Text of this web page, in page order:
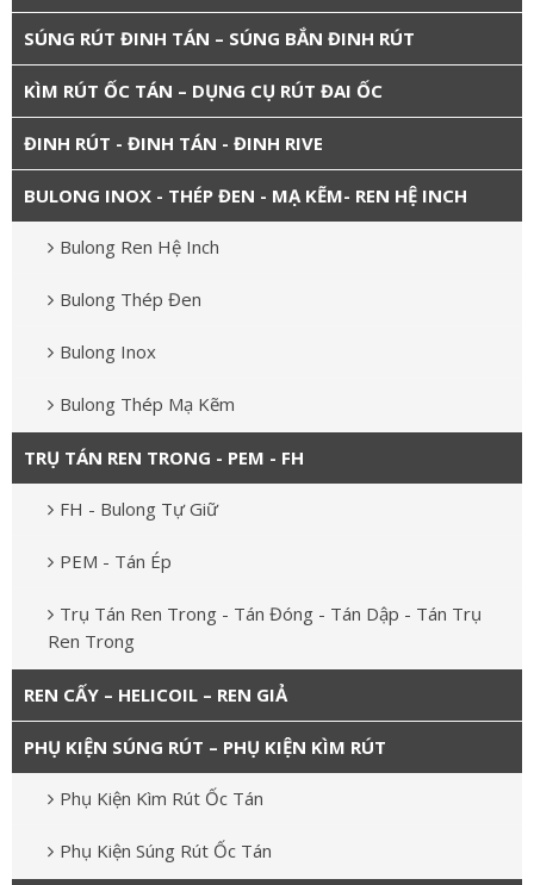
SÚNG RÚT ĐINH TÁN – SÚNG BẮN ĐINH RÚT
KÌM RÚT ỐC TÁN – DỤNG CỤ RÚT ĐAI ỐC
ĐINH RÚT - ĐINH TÁN - ĐINH RIVE
BULONG INOX - THÉP ĐEN - MẠ KẼM- REN HỆ INCH
Bulong Ren Hệ Inch
Bulong Thép Đen
Bulong Inox
Bulong Thép Mạ Kẽm
TRỤ TÁN REN TRONG - PEM - FH
FH - Bulong Tự Giữ
PEM - Tán Ép
Trụ Tán Ren Trong - Tán Đóng - Tán Dập - Tán Trụ
Ren Trong
REN CẤY – HELICOIL – REN GIẢ
PHỤ KIỆN SÚNG RÚT – PHỤ KIỆN KÌM RÚT
Phụ Kiện Kìm Rút Ốc Tán
Phụ Kiện Súng Rút Ốc Tán